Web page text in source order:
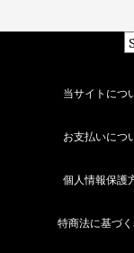
当サイトにつ
お支払いにつ
個人情報保護
特商法に基づ